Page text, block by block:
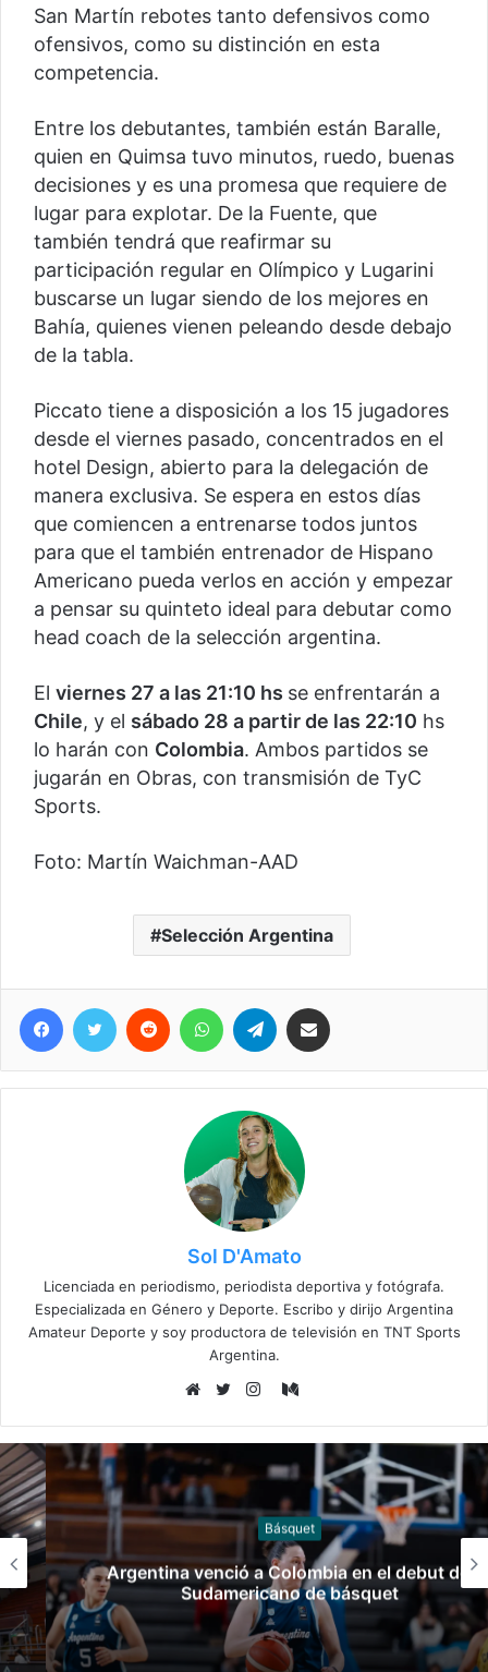
San Martín rebotes tanto defensivos como
ofensivos, como su distinción en esta
competencia.
Entre los debutantes, también están Baralle,
quien en Quimsa tuvo minutos, ruedo, buenas
decisiones y es una promesa que requiere de
lugar para explotar. De la Fuente, que
también tendrá que reafirmar su
participación regular en Olímpico y Lugarini
buscarse un lugar siendo de los mejores en
Bahía, quienes vienen peleando desde debajo
de la tabla.
Piccato tiene a disposición a los 15 jugadores
desde el viernes pasado, concentrados en el
hotel Design, abierto para la delegación de
manera exclusiva. Se espera en estos días
que comiencen a entrenarse todos juntos
para que el también entrenador de Hispano
Americano pueda verlos en acción y empezar
a pensar su quinteto ideal para debutar como
head coach de la selección argentina.
El viernes 27 a las 21:10 hs se enfrentarán a
Chile, y el sábado 28 a partir de las 22:10 hs
lo harán con Colombia. Ambos partidos se
jugarán en Obras, con transmisión de TyC
Sports.
Foto: Martín Waichman-AAD
Selección Argentina
Facebook
Twitter Reddit WhatsAppTelegram
Sol D'Amato
Licenciada en periodismo, periodista deportiva y fotógrafa.
Especializada en Género y Deporte. Escribo y dirijo Argentina
Amateur Deporte y soy productora de televisión en TNT Sports
Argentina.
web
Medium
Básquet
Argentina venció a Colombia en el debut del
Sudamericano de básquet